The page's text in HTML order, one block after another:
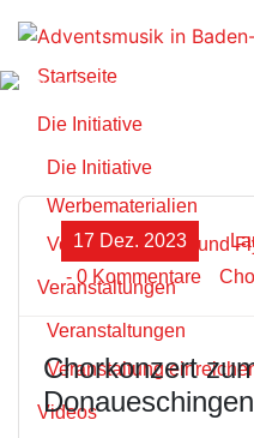
Inhalt
springenStartseite
Die Initiative
Die Initiative
Werbematerialien
Vorlagen Plakate und
Veranstaltungen
Veranstaltungen
Veranstaltung
Videos
17 Dez. 2023
- 0 Kommentare
Chorkonzert
Donaueschingen